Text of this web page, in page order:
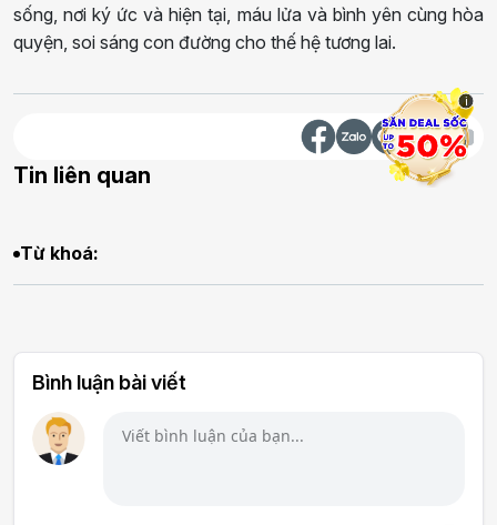
sống, nơi ký ức và hiện tại, máu lửa và bình yên cùng hòa
quyện, soi sáng con đường cho thế hệ tương lai.
Tin liên quan
Từ khoá:
Bình luận bài viết
i